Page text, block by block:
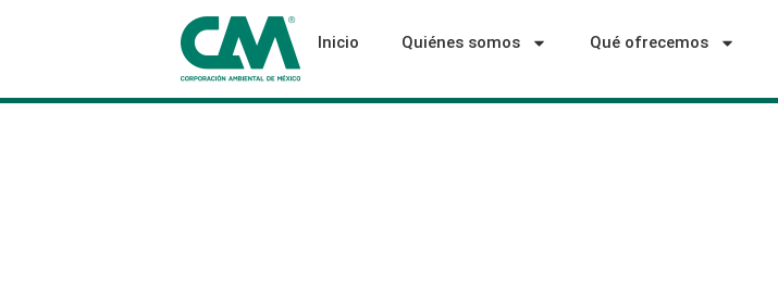
Inicio Quiénes somos Qué ofrecemos